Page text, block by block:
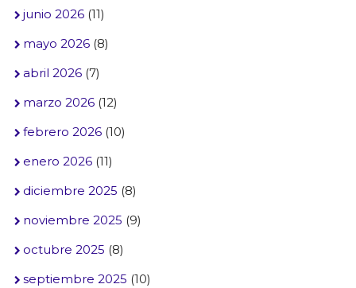
junio 2026(11)
mayo 2026(8)
abril 2026(7)
marzo 2026(12)
febrero 2026(10)
enero 2026(11)
diciembre 2025 (8)
noviembre 2025 (9)
octubre 2025 (8)
septiembre 2025 (10)